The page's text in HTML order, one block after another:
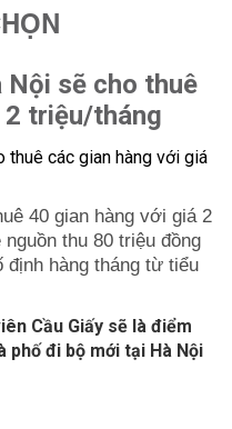
Nội sẽ cho thuê
2 triệu/tháng
40 gian hàng với giá 2
thu 80 triệu đồng
định hàng tháng từ tiểu
Cầu Giấy sẽ là điểm
phố đi bộ mới tại Hà Nội